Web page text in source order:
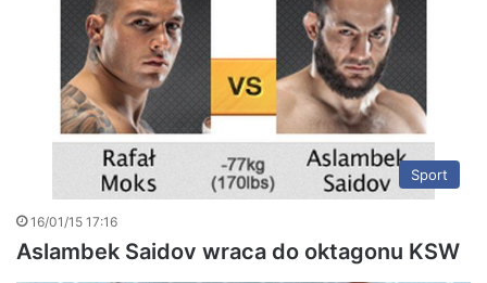
Sport
16/01/15 17:16
Aslambek Saidov wraca do oktagonu KSW